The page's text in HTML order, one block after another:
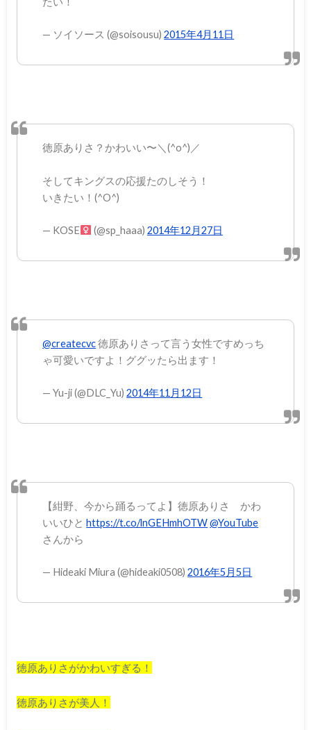
— ソイソース (@soisousu)2015年4月11日
徳原ありさ？かわいい〜＼(^o^)／
そしてキングスの応援たのしそう！
いきたい！(^O^)
— KOSE (@sp_haaa) 2014年12月27日
@createcvc徳原ありさって言う女性ですめっち
ゃ可愛いですよ！ググッたら出ます！
— Yu-ji (@DLC_Yu)2014年11月12日
【紺野、今から踊るってよ】徳原ありさ かわ
いいひとhttps://t.co/lnGEHmhOTW@YouTube
さんから
— Hideaki Miura (@hideaki0508)2016年5月5日
徳原ありさがかわいすぎる！
徳原ありさが美人！